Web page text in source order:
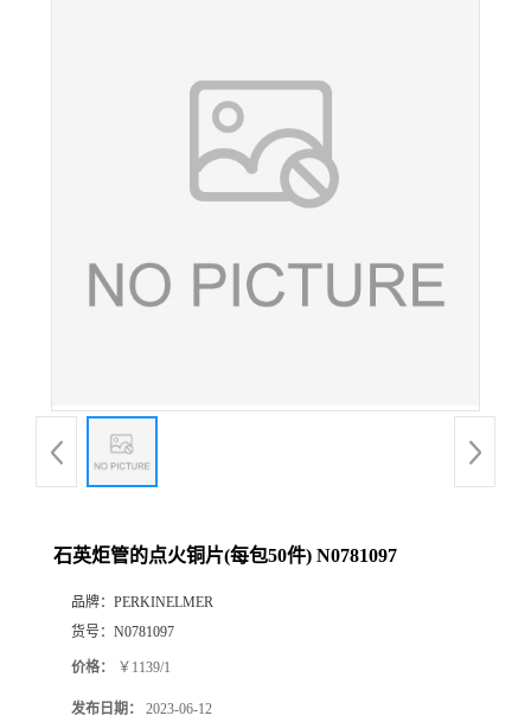
石英炬管的点火铜片(每包50件) N0781097
品牌： PERKINELMER
货号： N0781097
价格： ￥1139/1
发布日期： 2023-06-12